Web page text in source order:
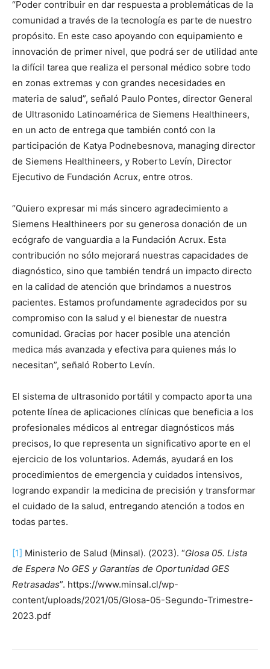
“Poder contribuir en dar respuesta a problemáticas de la
comunidad a través de la tecnología es parte de nuestro
propósito. En este caso apoyando con equipamiento e
innovación de primer nivel, que podrá ser de utilidad ante
la difícil tarea que realiza el personal médico sobre todo
en zonas extremas y con grandes necesidades en
materia de salud”, señaló Paulo Pontes, director General
de Ultrasonido Latinoamérica de Siemens Healthineers,
en un acto de entrega que también contó con la
participación de Katya Podnebesnova, managing director
de Siemens Healthineers, y Roberto Levín, Director
Ejecutivo de Fundación Acrux, entre otros.
“Quiero expresar mi más sincero agradecimiento a
Siemens Healthineers por su generosa donación de un
ecógrafo de vanguardia a la Fundación Acrux. Esta
contribución no sólo mejorará nuestras capacidades de
diagnóstico, sino que también tendrá un impacto directo
en la calidad de atención que brindamos a nuestros
pacientes. Estamos profundamente agradecidos por su
compromiso con la salud y el bienestar de nuestra
comunidad. Gracias por hacer posible una atención
medica más avanzada y efectiva para quienes más lo
necesitan”, señaló Roberto Levín.
El sistema de ultrasonido portátil y compacto aporta una
potente línea de aplicaciones clínicas que beneficia a los
profesionales médicos al entregar diagnósticos más
precisos, lo que representa un significativo aporte en el
ejercicio de los voluntarios. Además, ayudará en los
procedimientos de emergencia y cuidados intensivos,
logrando expandir la medicina de precisión y transformar
el cuidado de la salud, entregando atención a todos en
todas partes.
[1] Ministerio de Salud (Minsal). (2023). “Glosa 05. Lista
de Espera No GES y Garantías de Oportunidad GES
Retrasadas”. https://www.minsal.cl/wp-
content/uploads/2021/05/Glosa-05-Segundo-Trimestre-
2023.pdf